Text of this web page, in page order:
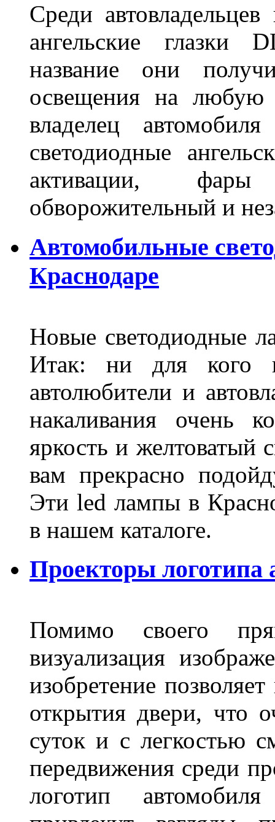
Среди
ангельские глазки
название они
освещения на любую
владелец
светодиодные
активации, фары
обворожительный и
Автомобильные
Краснодаре
Новые светодиодные
Итак: ни для кого
автолюбители и
накаливания очень
яркость и желтоватый
вам прекрасно
Эти led лампы в
в нашем каталоге.
Проекторы логотипа
Помимо своего
визуализация
изобретение
открытия двери, что
суток и с легкостью
передвижения среди
логотип